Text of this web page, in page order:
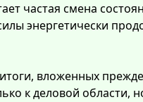
частая смена
энергетически
вложенных
к деловой области,